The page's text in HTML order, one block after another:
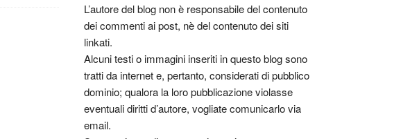
L’autore del blog non è responsabile del contenuto
dei commenti ai post, nè del contenuto dei siti
linkati.
Alcuni testi o immagini inseriti in questo blog sono
tratti da internet e, pertanto, considerati di pubblico
dominio; qualora la loro pubblicazione violasse
eventuali diritti d’autore, vogliate comunicarlo via
email.